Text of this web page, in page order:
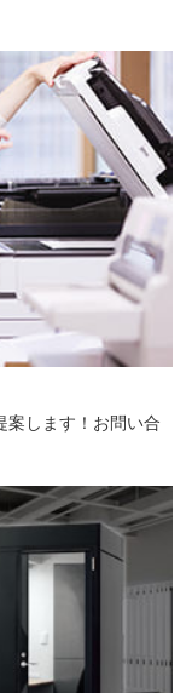
案します！お問い合